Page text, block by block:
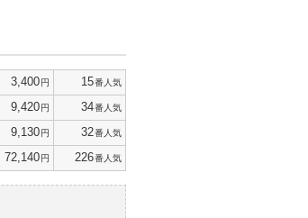
3,400円 15番人気
9,420円 34番人気
9,130円 32番人気
72,140円 226番人気